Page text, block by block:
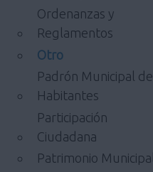
Ordenanzas y
Reglamentos
Otro
Padrón Municipal de
Habitantes
Participación
Ciudadana
Patrimonio Municipal